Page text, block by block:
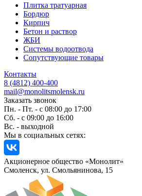
Плитка тратуарная
Бордюр
Кирпич
Бетон и раствор
ЖБИ
Системы водоотвода
Сопутствующие товары
Контакты
8 (4812) 400-400
mail@monolitsmolensk.ru
Заказать звонок
Пн. - Пт. - с 08:00 до 17:00
Сб. - с 09:00 до 16:00
Вс. - выходной
Мы в социальных сетях:
Акционерное общество «Монолит»
Смоленск, ул. Смольянинова, 15